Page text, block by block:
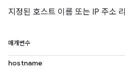
지정된 호스트 이름 또는 IP 주소
매개변수
hostname